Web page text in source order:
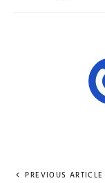
PREVIOUS ARTICLE